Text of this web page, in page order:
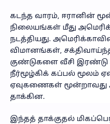
கடந்த வாரம், ஈரானின்
நிலையங்கள் மீது
நடத்தியது.
விமானங்கள்,
குண்டுகளை வீசி
நீர்மூழ்கிக் கப்பல் மூலம்
ஏவுகணைகள்
தாக்கின.
இந்தத் தாக்குதல்